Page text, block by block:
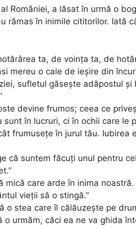
României, a lăsat în urmă o
rămas în inimile cititorilor. Iată
ta, de voința ta, de
mereu o cale de ieșire din
sufletul găsește adăpostul
devine frumos; ceea ce
în lucruri, ci în ochii care le
frumusețe în jurul tău. Iubirea
că suntem făcuți unul pentru
mică care arde în inima
vieții să o stingă.”
o stea care îl călăuzește pe
o urmăm, căci ea ne va ghida